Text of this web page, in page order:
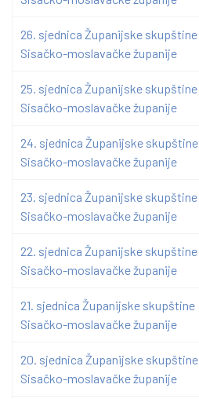
26. sjednica Županijske skupštine
Sisačko-moslavačke županije
25. sjednica Županijske skupštine
Sisačko-moslavačke županije
24. sjednica Županijske skupštine
Sisačko-moslavačke županije
23. sjednica Županijske skupštine
Sisačko-moslavačke županije
22. sjednica Županijske skupštine
Sisačko-moslavačke županije
21. sjednica Županijske skupštine
Sisačko-moslavačke županije
20. sjednica Županijske skupštine
Sisačko-moslavačke županije